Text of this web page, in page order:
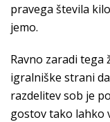
pravega števila
jemo.
Ravno zaradi
igralniške strani
razdelitev sob je
gostov tako lahko